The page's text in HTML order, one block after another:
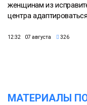
женщинам из
центра
12:32 07 августа 326
МАТЕРИАЛЫ